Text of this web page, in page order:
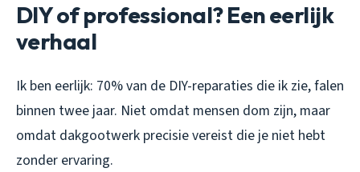
DIY of professional? Een eerlijk
verhaal
Ik ben eerlijk: 70% van de DIY-reparaties die ik zie, falen
binnen twee jaar. Niet omdat mensen dom zijn, maar
omdat dakgootwerk precisie vereist die je niet hebt
zonder ervaring.